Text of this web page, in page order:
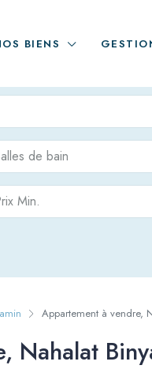
BIENS
de bain
Min.
Appartement à vendre,
Nahalat